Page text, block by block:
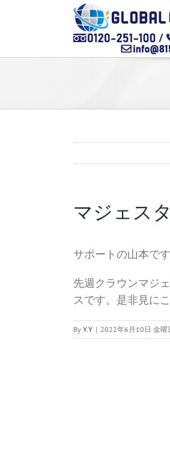
マジェスタ
サポートの山本です
先週クラウンマジ
スです。是非見に
By Y.Y | 2022年6月10日 金曜